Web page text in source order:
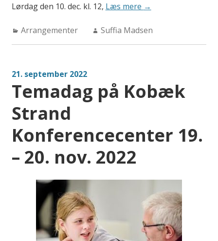
Lørdag den 10. dec. kl. 12, Læs mere “Julefrokost”
→
Categories:
Arrangementer Author:
Suffia Madsen
21. september 2022
Temadag på Kobæk
Strand
Konferencecenter 19.
– 20. nov. 2022